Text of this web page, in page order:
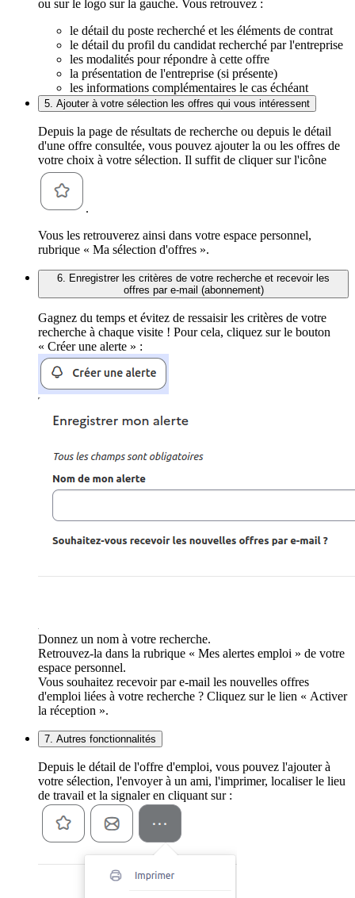
ou sur le logo sur la gauche. Vous retrouvez :
le détail du poste recherché et les éléments de contrat
le détail du profil du candidat recherché par l'entreprise
les modalités pour répondre à cette offre
la présentation de l'entreprise (si présente)
les informations complémentaires le cas échéant
5. Ajouter à votre sélection les offres qui vous intéressent
Depuis la page de résultats de recherche ou depuis le détail
d'une offre consultée, vous pouvez ajouter la ou les offres de
votre choix à votre sélection. Il suffit de cliquer sur l'icône
.
Vous les retrouverez ainsi dans votre espace personnel,
rubrique « Ma sélection d'offres ».
6. Enregistrer les critères de votre recherche et recevoir les
offres par e-mail (abonnement)
Gagnez du temps et évitez de ressaisir les critères de votre
recherche à chaque visite ! Pour cela, cliquez sur le bouton
« Créer une alerte » :
Donnez un nom à votre recherche.
Retrouvez-la dans la rubrique « Mes alertes emploi » de votre
espace personnel.
Vous souhaitez recevoir par e-mail les nouvelles offres
d'emploi liées à votre recherche ? Cliquez sur le lien « Activer
la réception ».
7. Autres fonctionnalités
Depuis le détail de l'offre d'emploi, vous pouvez l'ajouter à
votre sélection, l'envoyer à un ami, l'imprimer, localiser le lieu
de travail et la signaler en cliquant sur :